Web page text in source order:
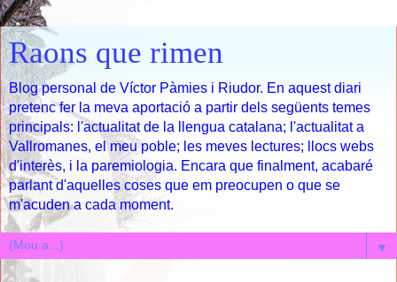
Raons que rimen
Blog personal de Víctor Pàmies i Riudor. En aquest diari
pretenc fer la meva aportació a partir dels següents temes
principals: l'actualitat de la llengua catalana; l'actualitat a
Vallromanes, el meu poble; les meves lectures; llocs webs
d'interès, i la paremiologia. Encara que finalment, acabaré
parlant d'aquelles coses que em preocupen o que se
m'acuden a cada moment.
▼